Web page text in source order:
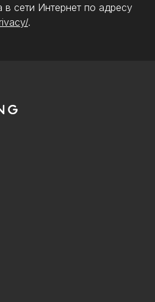
сети Интернет по адресу
.